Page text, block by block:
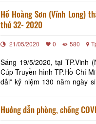
Hồ Hoàng Sơn (Vĩnh Long)
thứ 32- 2020
21/05/2020 0 580
Sáng 19/5/2020, tại TP.Vinh
Cúp Truyền hình TP.Hồ Chí
dải” kỷ niệm 130 năm ngày
Hướng dẫn phòng, chống